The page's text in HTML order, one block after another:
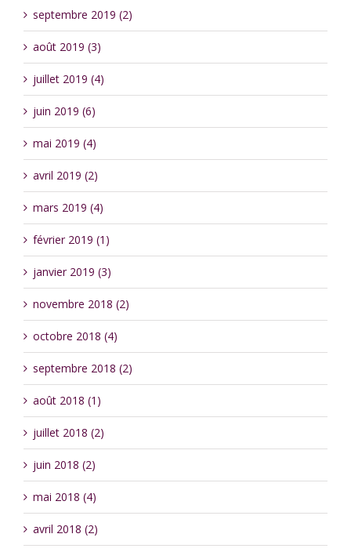
septembre 2019 (2)
août 2019 (3)
juillet 2019 (4)
juin 2019 (6)
mai 2019 (4)
avril 2019 (2)
mars 2019 (4)
février 2019 (1)
janvier 2019 (3)
novembre 2018 (2)
octobre 2018 (4)
septembre 2018 (2)
août 2018 (1)
juillet 2018 (2)
juin 2018 (2)
mai 2018 (4)
avril 2018 (2)